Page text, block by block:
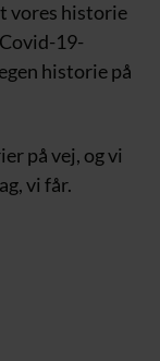
vores historie
19-
historie på
på vej, og vi
vi får.